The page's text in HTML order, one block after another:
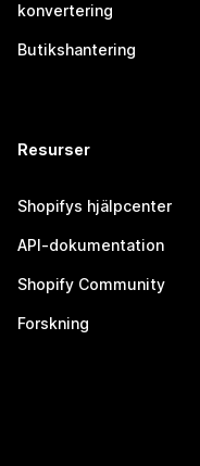
konvertering
Butikshantering
Resurser
Shopifys hjälpcenter
API-dokumentation
Shopify Community
Forskning